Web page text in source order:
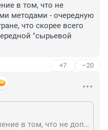
в том, что не
методами - очередную
что скорее всего
"сырьевой
+7 –20
Его генеральное преступление в том, что не допустил - пусть и силовыми методами - очередную кровавую перестройку в стране, что скорее всего превратило бы страну в очередной "сырьевой придаток" Европы?